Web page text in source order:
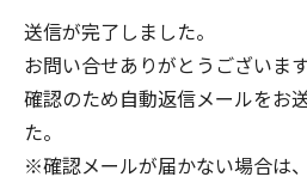
送信が完了しました。
お問い合せありがとうございます
確認のため自動返信メールをお
た。
※確認メールが届かない場合は